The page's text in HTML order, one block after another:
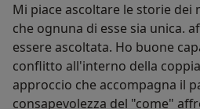
Mi piace ascoltare le storie dei
che ognuna di esse sia unica.
essere ascoltata. Ho buone
conflitto all'interno della
approccio che accompagna il
consapevolezza del "come"